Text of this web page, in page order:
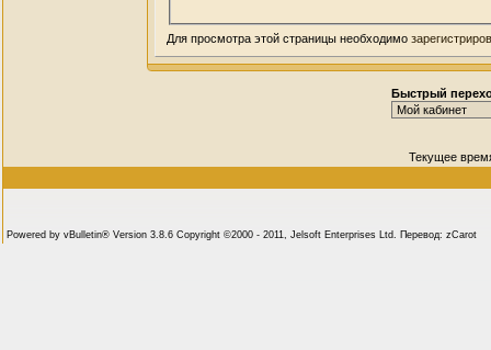
Для просмотра этой страницы необходимо
Быстрый
Текущее
Powered by vBulletin® Version 3.8.6 Copyright ©2000 - 2011, Jelsoft Enterprises Ltd. Перевод: zCarot